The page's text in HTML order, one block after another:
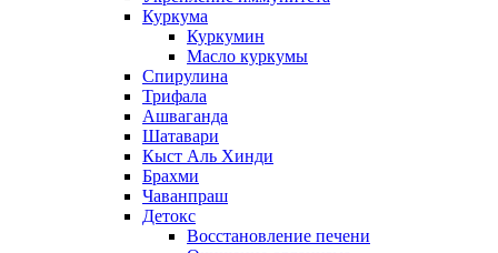
Куркума
Куркумин
Масло куркумы
Спирулина
Трифала
Ашваганда
Шатавари
Кыст Аль Хинди
Брахми
Чаванпраш
Детокс
Восстановление печени